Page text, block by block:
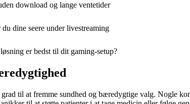
download og lange ventetider
dine seere under livestreaming
er bedst til dit gaming-setup?
til at fremme sundhed og bæredygtige valg. Nogle